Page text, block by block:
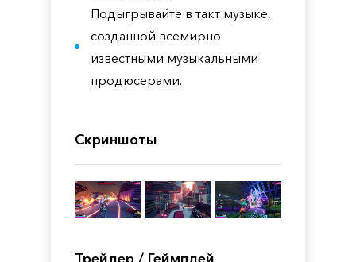
Подыгрывайте в такт музыке,
созданной всемирно
известными музыкальными
продюсерами.
Скриншоты